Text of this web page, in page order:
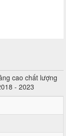
cao chất lượng
- 2023